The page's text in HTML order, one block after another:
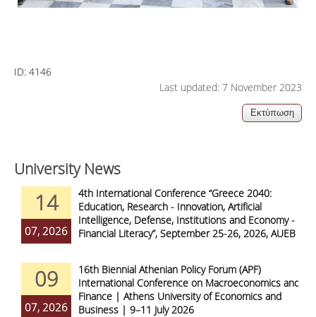
ID: 4146
Last updated: 7 November 2023
University News
14
07, 2026
4th International Conference “Greece 2040:
Education, Research - Innovation, Artificial
Intelligence, Defense, Institutions and Economy -
Financial Literacy”, September 25-26, 2026, AUEB
09
07, 2026
16th Biennial Athenian Policy Forum (APF)
International Conference on Macroeconomics and
Finance | Athens University of Economics and
Business | 9–11 July 2026